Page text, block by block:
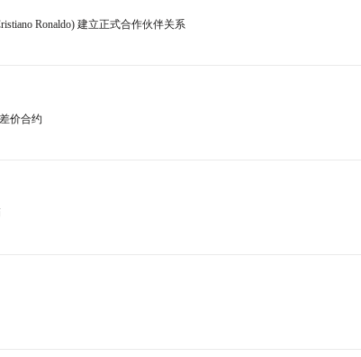
Ronaldo) 建立正式合作伙伴关系
价合约